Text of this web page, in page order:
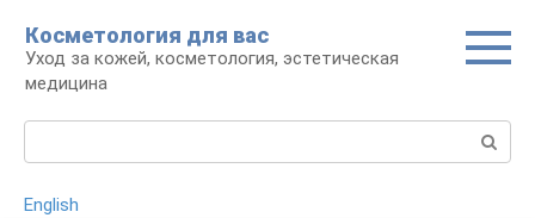
контенту
Косметология для вас
Уход за кожей, косметология, эстетическая
медицина
English